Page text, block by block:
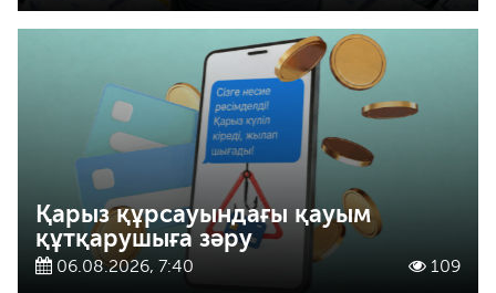
Қарыз құрсауындағы қауым
құтқарушыға зәру
06.08.2026, 7:40 109